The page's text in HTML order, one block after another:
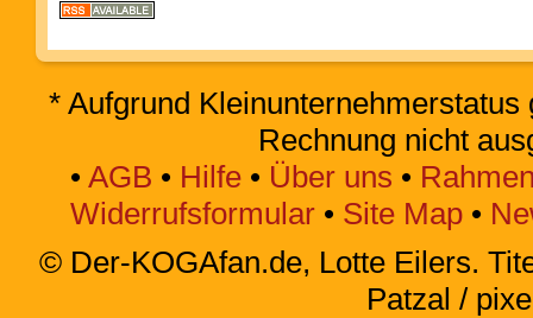
* Aufgrund
Rechnung nicht
• AGB • Hilfe• Über uns •
Widerrufsformular • Site Map •
© Der-KOGAfan.de, Lotte Eilers.
Patzal /